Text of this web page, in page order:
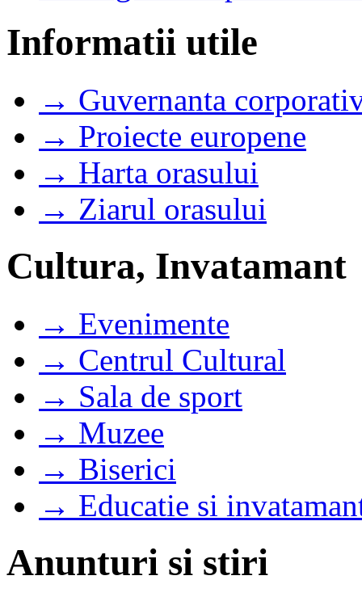
Informatii utile
→ Guvernanta
→ Proiecte europene
→ Harta orasului
→ Ziarul orasului
Cultura, Invatamant
→ Evenimente
→ Centrul Cultural
→ Sala de sport
→ Muzee
→ Biserici
→ Educatie si
Anunturi si stiri